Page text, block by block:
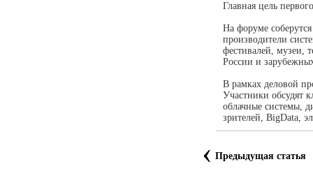
Главная цель
На форуме
производители
фестивалей, музеи,
России и
В рамках деловой
Участники обсудят
облачные системы,
зрителей, BigData,
‹ Предыдущая статья